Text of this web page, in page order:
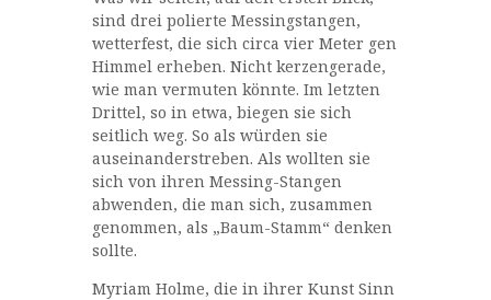
sind drei polierte Messingstangen,
wetterfest, die sich circa vier Meter gen
Himmel erheben. Nicht kerzengerade,
wie man vermuten könnte. Im letzten
Drittel, so in etwa, biegen sie sich
seitlich weg. So als würden sie
auseinanderstreben. Als wollten sie
sich von ihren Messing-Stangen
abwenden, die man sich, zusammen
genommen, als „Baum-Stamm“ denken
sollte.
Myriam Holme, die in ihrer Kunst Sinn